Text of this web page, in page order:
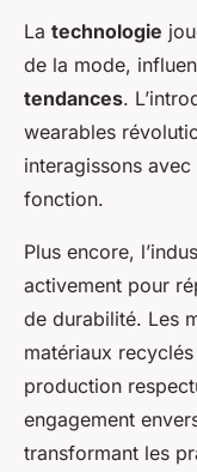
La technologie
de la mode,
tendances.
wearables
interagissons
fonction.
Plus encore,
activement pour
de durabilité. Les
matériaux
production
engagement
transformant les